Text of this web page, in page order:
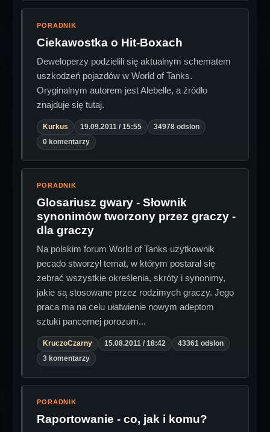
PORADNIK
Ciekawostka o Hit-Boxach
Deweloperzy podzielili się aktualnym schematem
uszkodzeń pojazdów w World of Tanks.
Oryginalnym autorem jest Alebelle, a źródło
znajduje się tutaj.
Kurkus 19.09.2011 / 15:55
34978 odslon
0 komentarzy
PORADNIK
Glosariusz gwary - Słownik
synonimów tworzony przez graczy -
dla graczy
Na polskim forum World of Tanks użytkownik
pecado stworzył temat, w którym postarał się
zebrać wszystkie określenia, skróty i synonimy,
jakie są stosowane przez rodzimych graczy. Jego
praca ma na celu ułatwienie nowym adeptom
sztuki pancernej porozum...
KruczoCzarny 15.08.2011 / 18:42
43361 odslon
3 komentarzy
PORADNIK
Raportowanie - co, jak i komu?